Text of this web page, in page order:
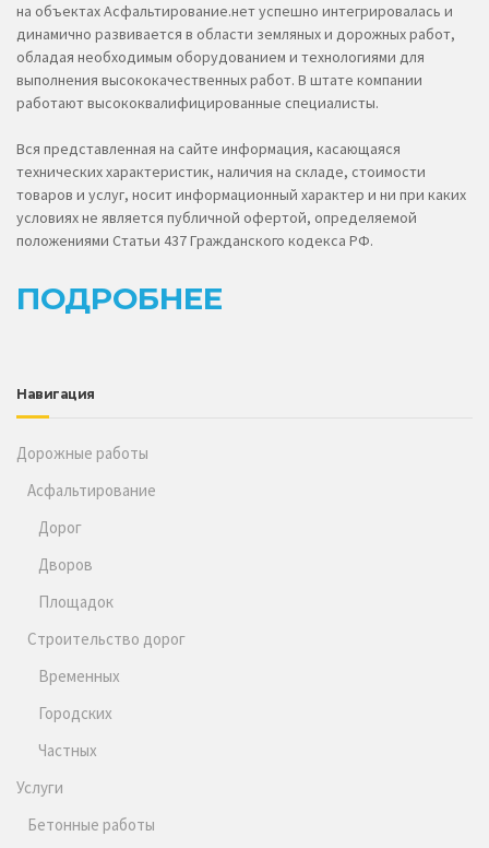
на объектах Асфальтирование.нет успешно интегрировалась и
динамично развивается в области земляных и дорожных работ,
обладая необходимым оборудованием и технологиями для
выполнения высококачественных работ. В штате компании
работают высококвалифицированные специалисты.
Вся представленная на сайте информация, касающаяся
технических характеристик, наличия на складе, стоимости
товаров и услуг, носит информационный характер и ни при каких
условиях не является публичной офертой, определяемой
положениями Статьи 437 Гражданского кодекса РФ.
ПОДРОБНЕЕ
Навигация
Дорожные работы
Асфальтирование
Дорог
Дворов
Площадок
Строительство дорог
Временных
Городских
Частных
Услуги
Бетонные работы